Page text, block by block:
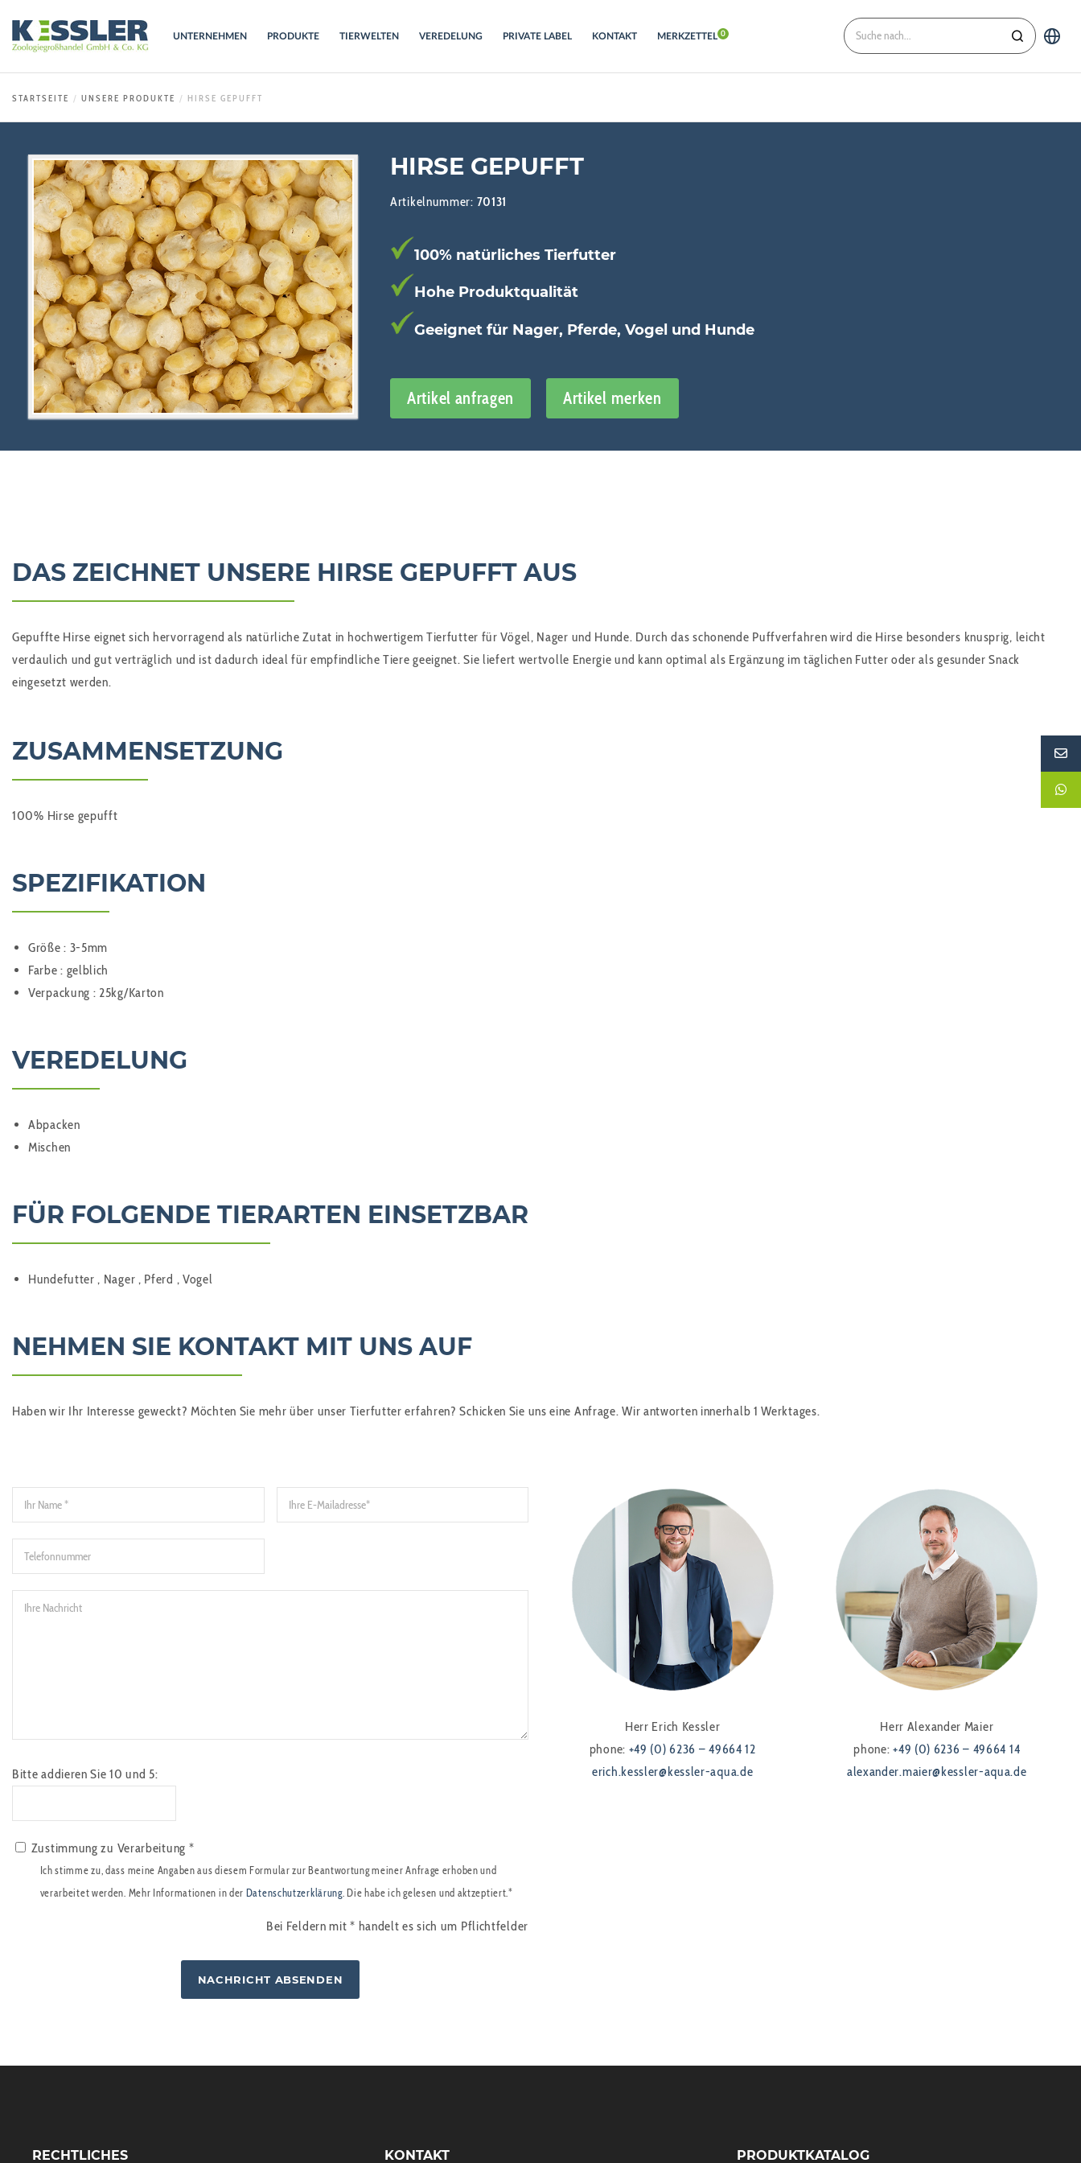
UNTERNEHMEN PRODUKTE TIERWELTEN VEREDELUNG PRIVATE LABEL KONTAKT MERKZETTEL
STARTSEITE UNSERE PRODUKTE HIRSE GEPUFFT
HIRSE GEPUFFT
Artikelnummer: 70131
100% natürliches Tierfutter
Hohe Produktqualität
Geeignet für Nager, Pferde, Vogel und Hunde
Artikel anfragen Artikel merken
DAS ZEICHNET UNSERE HIRSE GEPUFFT AUS
Gepuffte Hirse eignet sich hervorragend als natürliche Zutat in hochwertigem Tierfutter für Vögel, Nager und Hunde. Durch das schonende Puffverfahren wird die Hirse besonders knusprig, leicht
verdaulich und gut verträglich und ist dadurch ideal für empfindliche Tiere geeignet. Sie liefert wertvolle Energie und kann optimal als Ergänzung im täglichen Futter oder als gesunder Snack
eingesetzt werden.
ZUSAMMENSETZUNG
100% Hirse gepufft
SPEZIFIKATION
Größe : 3-5mm
Farbe : gelblich
Verpackung : 25kg/Karton
VEREDELUNG
Abpacken
Mischen
FÜR FOLGENDE TIERARTEN EINSETZBAR
Hundefutter , Nager , Pferd , Vogel
NEHMEN SIE KONTAKT MIT UNS AUF
Haben wir Ihr Interesse geweckt? Möchten Sie mehr über unser Tierfutter erfahren? Schicken Sie uns eine Anfrage. Wir antworten innerhalb 1 Werktages.
Bitte addieren Sie 10 und 5:
Zustimmung zu Verarbeitung *
Ich stimme zu, dass meine Angaben aus diesem Formular zur Beantwortung meiner Anfrage erhoben und
verarbeitet werden. Mehr Informationen in der Datenschutzerklärung. Die habe ich gelesen und aktzeptiert.*
Bei Feldern mit* handelt es sich um Pflichtfelder
Herr Erich Kessler
phone: +49 (0) 6236 – 49664 12
erich.kessler@kessler-aqua.de
Herr Alexander Maier
phone:+49 (0) 6236 – 49664 14
alexander.maier@kessler-aqua.de
RECHTLICHES KONTAKT PRODUKTKATALOG